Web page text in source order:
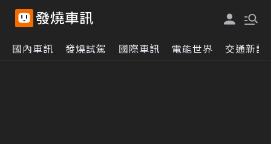
國內車訊 發燒試駕 國際車訊 電能世界 交通新訊